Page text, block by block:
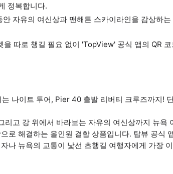
정복합니다.
자유의 여신상과 맨해튼 스카이라인을 감상하는
따로 챙길 필요 없이 'TopView' 공식 앱의 QR
나이트 투어, Pier 40 출발 리버티 크루즈까지!
고 강 위에서 바라보는 자유의 여신상까지 뉴욕
로 해결하는 올인원 결합 상품입니다. 탑뷰 공식
나 뉴욕의 교통이 낯선 초행길 여행자에게 가장